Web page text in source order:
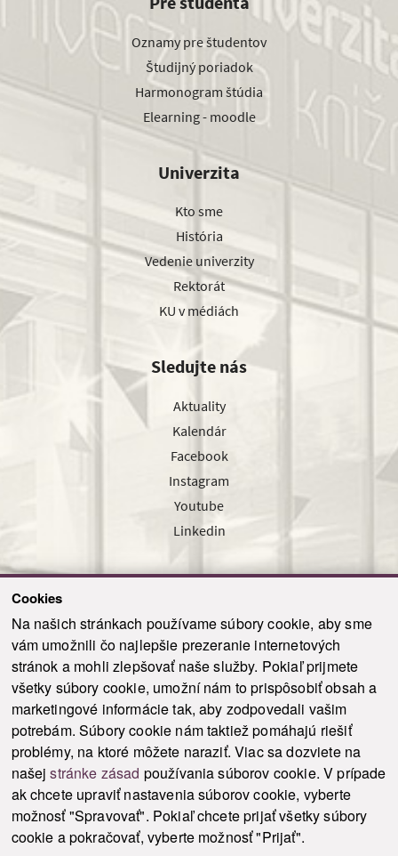
Cookies
Na našich stránkach používame súbory cookie, aby sme
vám umožnili čo najlepšie prezeranie internetových
stránok a mohli zlepšovať naše služby. Pokiaľ prijmete
všetky súbory cookie, umožní nám to prispôsobiť obsah a
marketingové informácie tak, aby zodpovedali vašim
potrebám. Súbory cookie nám taktiež pomáhajú riešiť
problémy, na ktoré môžete naraziť. Viac sa dozviete na
našejstránke zásad používania súborov cookie. V prípade
ak chcete upraviť nastavenia súborov cookie, vyberte
možnosť "Spravovať". Pokiaľ chcete prijať všetky súbory
cookie a pokračovať, vyberte možnosť "Prijať".
Oznamy pre študentov
Študijný poriadok
Harmonogram štúdia
Elearning - moodle
Univerzita
Kto sme
História
Vedenie univerzity
Rektorát
KU v médiách
Sledujte nás
Aktuality
Kalendár
Facebook
Instagram
Youtube
Linkedin
Odoslať
© 2021-2026 ku.sk. Všetky práva vyhradené. Ochrana osobných údajov
Vyhlásenie o prístupnosti |
Admin
This site is protected by reCAPTCHA and the Google Privacy Policy and Terms of
Service
apply.